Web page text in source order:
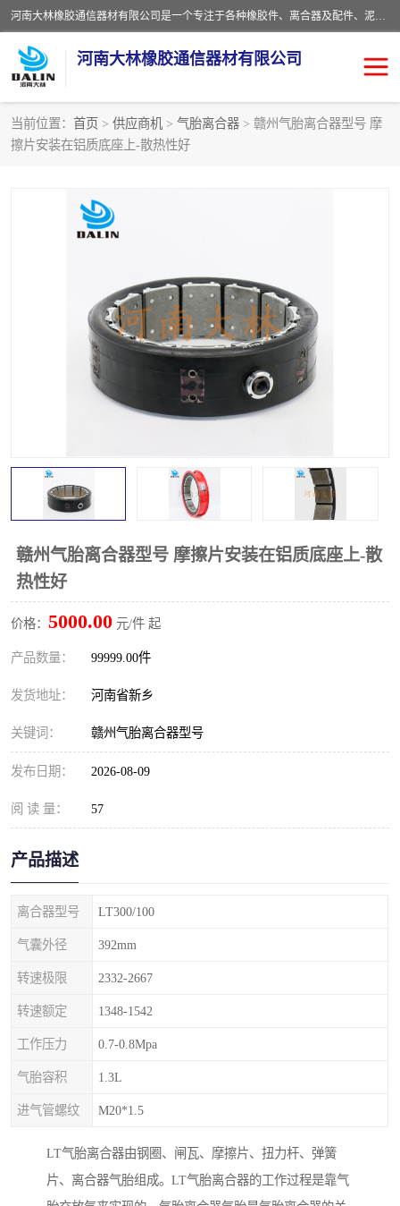
河南大林橡胶通信器材有限公司是一个专注于各种橡胶件、离合器及配件、泥浆泵及配件等产品设计制造和加工的企业。产品应用于矿山、冶金、石油、钢铁、化工、水泥、船舶、造纸、通用机械等各种大功率机械传动或制动装置。
河南大林橡胶通信器材有限公司
当前位置： 首页 > 供应商机 > 气胎离合器 > 赣州气胎离合器型号 摩
擦片安装在铝质底座上-散热性好
赣州气胎离合器型号 摩擦片安装在铝质底座上-散
热性好
价格： 5000.00 元/件 起
产品数量： 99999.00件
发货地址： 河南省新乡
关键词： 赣州气胎离合器型号
发布日期： 2026-08-09
阅 读 量： 57
产品描述
离合器型号 LT300/100
气囊外径 392mm
转速极限 2332-2667
转速额定 1348-1542
工作压力 0.7-0.8Mpa
气胎容积 1.3L
进气管螺纹 M20*1.5
LT气胎离合器由钢圈、闸瓦、摩擦片、扭力杆、弹簧
片、离合器气胎组成。LT气胎离合器的工作过程是靠气
推盘离合器
VC离合器
PO隔膜离合器
泥浆泵空气包胶囊 气动元件
DY隔膜式离合器 CB离合器
实芯轮胎
联轴器